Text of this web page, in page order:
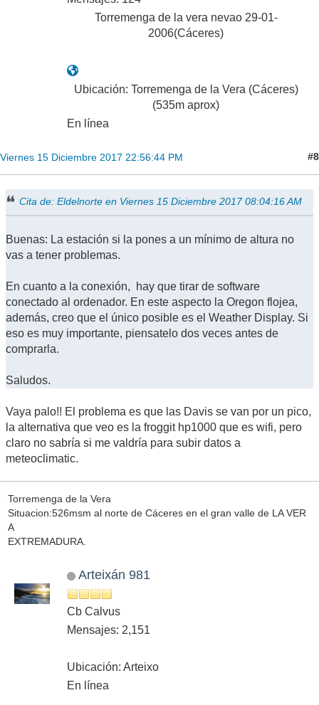
Torremenga de la vera nevao 29-01-
2006(Cáceres)
Ubicación: Torremenga de la Vera (Cáceres)
(535m aprox)
En línea
Viernes 15 Diciembre 2017 22:56:44 PM #8
Cita de: Eldelnorte en Viernes 15 Diciembre 2017 08:04:16 AM
Buenas: La estación si la pones a un mínimo de altura no
vas a tener problemas.
En cuanto a la conexión, hay que tirar de software
conectado al ordenador. En este aspecto la Oregon flojea,
además, creo que el único posible es el Weather Display. Si
eso es muy importante, piensatelo dos veces antes de
comprarla.
Saludos.
Vaya palo!! El problema es que las Davis se van por un pico,
la alternativa que veo es la froggit hp1000 que es wifi, pero
claro no sabría si me valdría para subir datos a
meteoclimatic.
Torremenga de la Vera
Situacion:526msm al norte de Cáceres en el gran valle de LA VER
A
EXTREMADURA.
Arteixán 981
Cb Calvus
Mensajes: 2,151
Ubicación: Arteixo
En línea